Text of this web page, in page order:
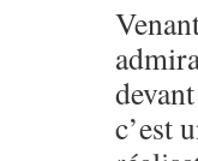
c’est